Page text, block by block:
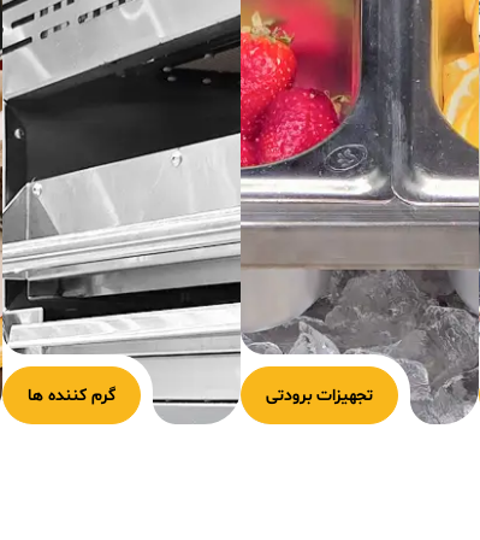
تجهیزات برودتی گرم کننده ها